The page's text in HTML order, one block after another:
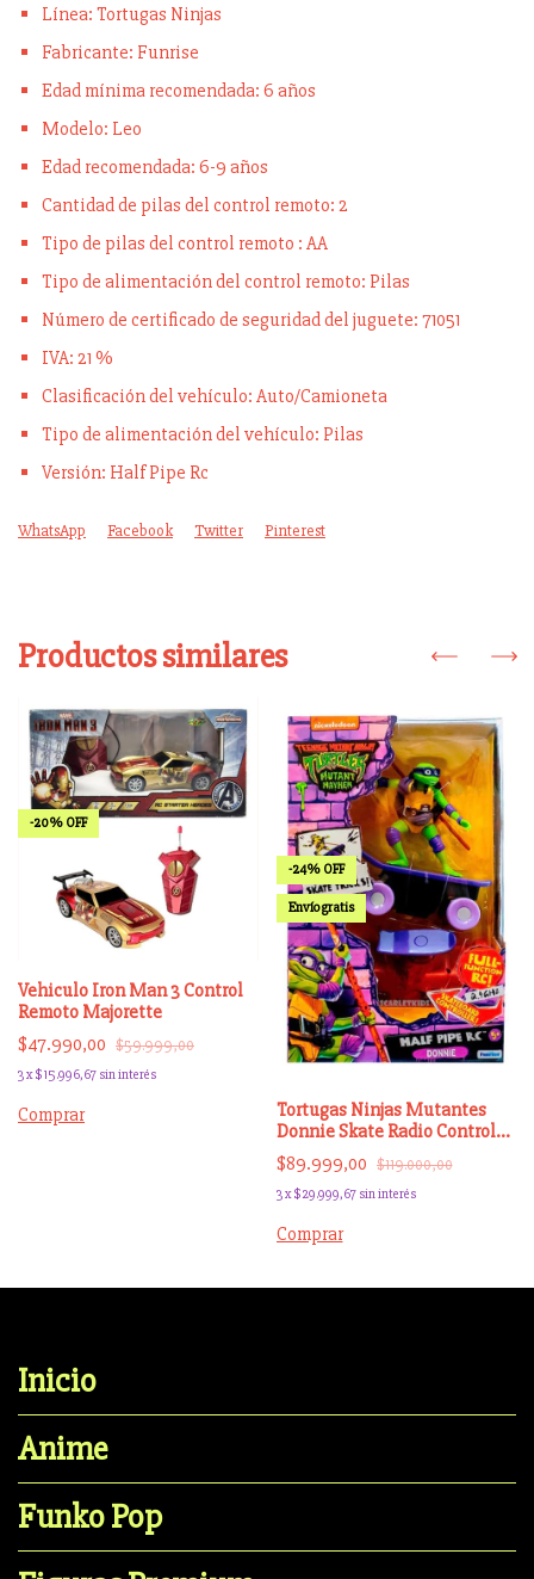
Línea: Tortugas Ninjas
Fabricante: Funrise
Edad mínima recomendada: 6 años
Modelo: Leo
Edad recomendada: 6-9 años
Cantidad de pilas del control remoto: 2
Tipo de pilas del control remoto : AA
Tipo de alimentación del control remoto: Pilas
Número de certificado de seguridad del juguete: 71051
IVA: 21 %
Clasificación del vehículo: Auto/Camioneta
Tipo de alimentación del vehículo: Pilas
Versión: Half Pipe Rc
WhatsApp Facebook Twitter Pinterest
Productos similares
-20% OFF
Vehiculo Iron Man 3 Control
Remoto Majorette
$47.990,00 $59.999,00
3x$15.996,67 sin interés
Comprar
-24% OFF
Envío gratis
Tortugas Ninjas Mutantes
Donnie Skate Radio Control
Original
$89.999,00 $119.000,00
3x$29.999,67 sin interés
Comprar
Inicio
Anime
Funko Pop